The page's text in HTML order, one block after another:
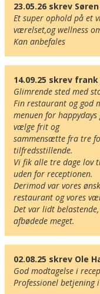
Här ligger hotellet
Visa alla
Flygplatser
Museer
Radie runt hotellet:
Hitta vägen till
23.05.26 skrev
Et super ophold på et
værelset,og wellness
Kan anbefales
14.09.25 skrev
Glimrende sted med
Fin restaurant og god
menuen for
vælge frit og
sammensætte fra tre
tilfredsstillende.
Vi fik alle tre dage lov
uden for receptionen.
Derimod var vores
restaurant og vores
Det var lidt
afbødede meget.
02.08.25 skrev Ole
God modtagelse i
Professionel betjening